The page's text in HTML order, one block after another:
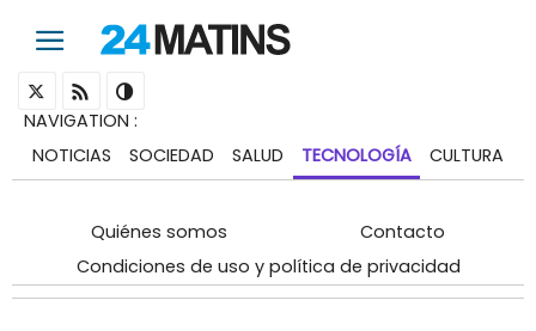
NAVIGATION :
NOTICIAS
SOCIEDAD SALUD TECNOLOGÍA CULTURA
Quiénes somos
Contacto
Condiciones de uso y política de privacidad